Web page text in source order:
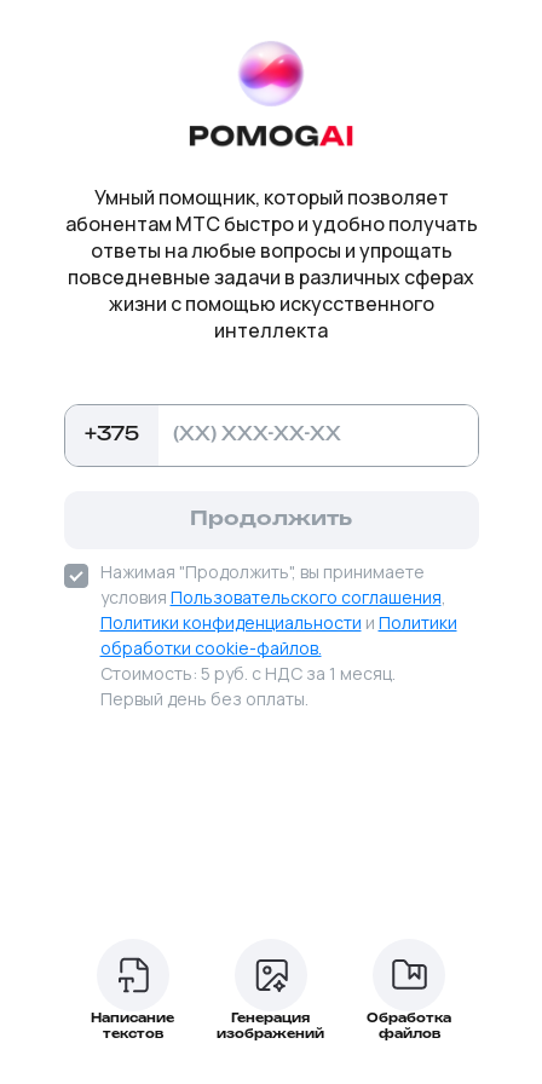
Умный помощник, который позволяет
абонентам МТС быстро и удобно получать
ответы на любые вопросы и упрощать
повседневные задачи в различных сферах
жизни с помощью искусственного
интеллекта
+375
Продолжить
Нажимая "Продолжить", вы принимаете
условия Пользовательского соглашения,
Политики конфиденциальности и Политики
обработки cookie-файлов.
Стоимость: 5 руб. с НДС за 1 месяц.
Первый день без оплаты.
Написание
текстов
Генерация
изображений
Обработка
файлов